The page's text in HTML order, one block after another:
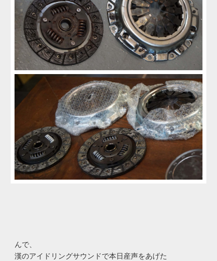
んで、
漢のアイドリングサウンドで本日産声をあげた